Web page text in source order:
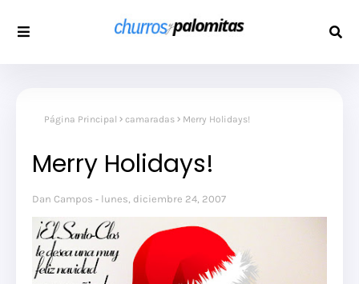
Página Principal camaradas Merry Holidays!
Merry Holidays!
Dan Campos lunes, diciembre 24, 2007